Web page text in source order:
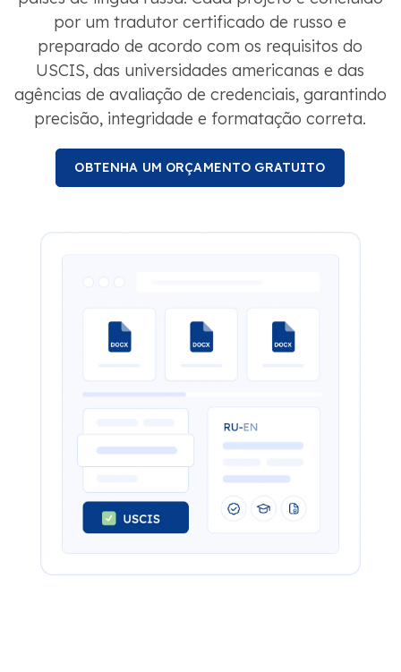
por um tradutor certificado de russo e
preparado de acordo com os requisitos do
USCIS, das universidades americanas e das
agências de avaliação de credenciais, garantindo
precisão, integridade e formatação correta.
OBTENHA UM ORÇAMENTO GRATUITO